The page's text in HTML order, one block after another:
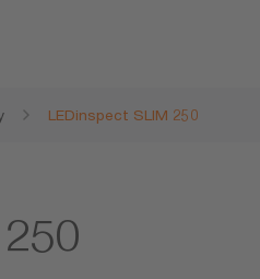
LEDinspect SLIM 250